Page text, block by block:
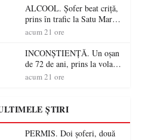
șoferi fără permis într-o
singură zi
ALCOOL. Șofer beat criță,
prins în trafic la Satu Mare!
Alcoolemie uriașă
acum 21 ore
INCONȘTIENȚĂ. Un oșan
de 72 de ani, prins la volan
fără permis! Polițiștii l-au
acum 21 ore
ȘTIRI
PERMIS. Doi șoferi, două